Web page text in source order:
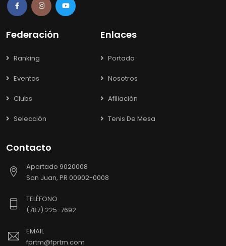
Federación
Ranking
Eventos
Clubs
Selección
Enlaces
Portada
Nosotros
Afiliación
Tenis De Mesa
Contacto
Apartado 9020008
San Juan, PR 00902-0008
TELÉFONO
(787) 225-7692
EMAIL
fprtm@fprtm.com